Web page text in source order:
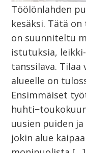
Töölönlahden
kesäksi. Tätä
on suunniteltu
istutuksia,
tanssilava. Tilaa
alueelle on
Ensimmäiset
uusien puiden
jokin alue